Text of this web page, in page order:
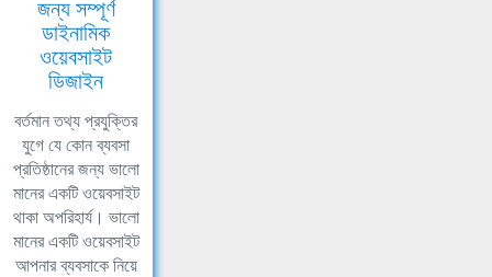
জন্য সম্পূর্ণ
ডাইনামিক
ওয়েবসাইট
ডিজাইন
বর্তমান তথ্য প্রযুক্তির
যুগে যে কোন ব্যবসা
প্রতিষ্ঠানের জন্য ভালো
মানের একটি ওয়েবসাইট
থাকা অপরিহার্য। ভালো
মানের একটি ওয়েবসাইট
আপনার ব্যবসাকে নিয়ে